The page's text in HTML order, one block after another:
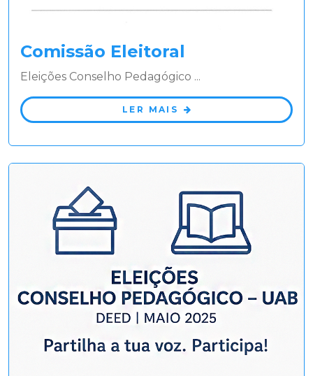
Comissão Eleitoral
Eleições Conselho Pedagógico ...
LER MAIS